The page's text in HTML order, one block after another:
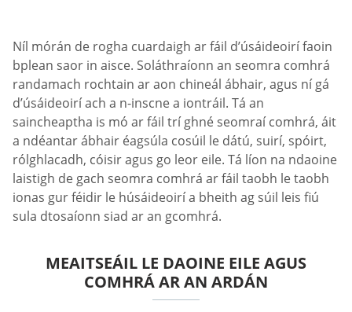
Níl mórán de rogha cuardaigh ar fáil d’úsáideoirí faoin
bplean saor in aisce. Soláthraíonn an seomra comhrá
randamach rochtain ar aon chineál ábhair, agus ní gá
d’úsáideoirí ach a n-inscne a iontráil. Tá an
saincheaptha is mó ar fáil trí ghné seomraí comhrá, áit
a ndéantar ábhair éagsúla cosúil le dátú, suirí, spóirt,
rólghlacadh, cóisir agus go leor eile. Tá líon na ndaoine
laistigh de gach seomra comhrá ar fáil taobh le taobh
ionas gur féidir le húsáideoirí a bheith ag súil leis fiú
sula dtosaíonn siad ar an gcomhrá.
MEAITSEÁIL LE DAOINE EILE AGUS
COMHRÁ AR AN ARDÁN